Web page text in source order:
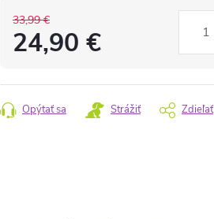
33,99 €
24,90 €
cena:
Opýtať sa Strážiť Zdieľať